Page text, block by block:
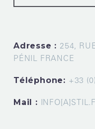
Adresse : 254,
PÉNIL FRANCE
Téléphone: +33
Mail :